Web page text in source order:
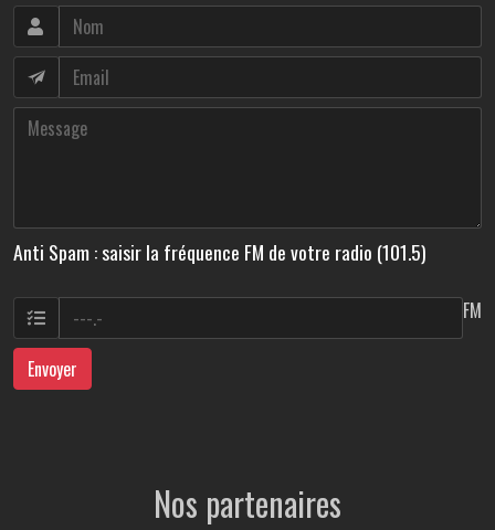
Anti Spam : saisir la fréquence FM de votre radio (101.5)
FM
Envoyer
Nos partenaires